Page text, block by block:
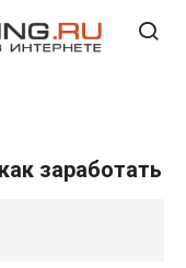
заработать